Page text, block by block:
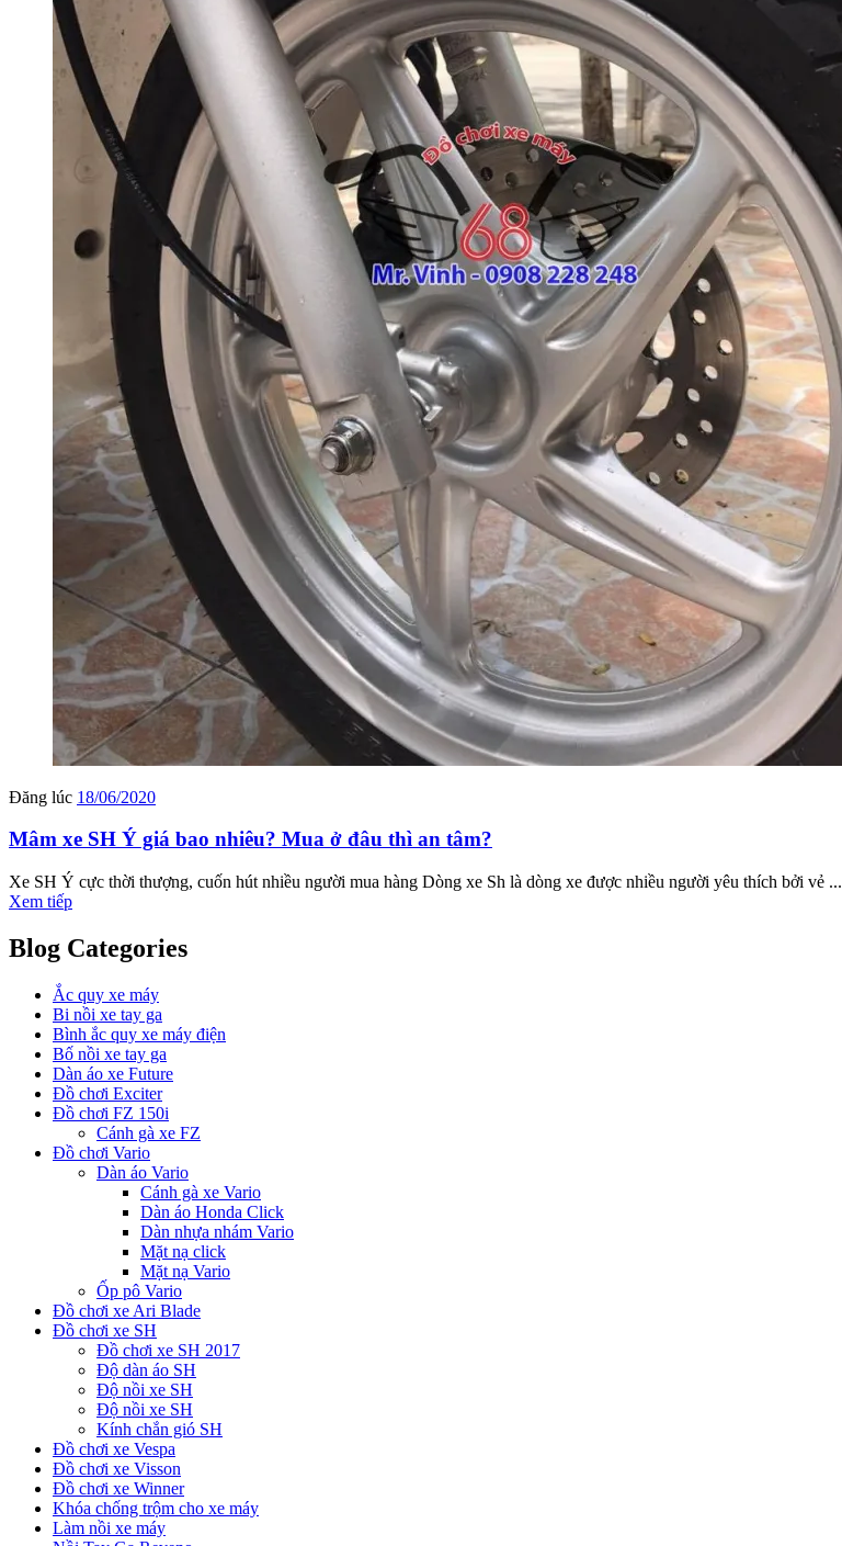
Đăng lúc 18/06/2020
Mâm xe SH Ý giá bao nhiêu? Mua ở đâu thì an tâm?
Xe SH Ý cực thời thượng, cuốn hút nhiều người mua hàng Dòng xe Sh là dòng xe được nhiều người yêu thích bởi vẻ ...
Xem tiếp
Blog Categories
Ắc quy xe máy
Bi nồi xe tay ga
Bình ắc quy xe máy điện
Bố nồi xe tay ga
Dàn áo xe Future
Đồ chơi Exciter
Đồ chơi FZ 150i
Cánh gà xe FZ
Đồ chơi Vario
Dàn áo Vario
Cánh gà xe Vario
Dàn áo Honda Click
Dàn nhựa nhám Vario
Mặt nạ click
Mặt nạ Vario
Ốp pô Vario
Đồ chơi xe Ari Blade
Đồ chơi xe SH
Đồ chơi xe SH 2017
Độ dàn áo SH
Độ nồi xe SH
Độ nồi xe SH
Kính chắn gió SH
Đồ chơi xe Vespa
Đồ chơi xe Visson
Đồ chơi xe Winner
Khóa chống trộm cho xe máy
Làm nồi xe máy